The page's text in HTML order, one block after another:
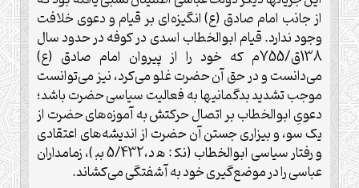
از جانب امام صادق (ع) انگيزه‌ای بر قيام و دعوی خلافت
وجود ندارد. قيام ابوالخطاب اسدی در کوفه در حدود سال
138ق/755م که خود را از پيروان امام صادق (ع)
می‌دانست و در حق آن حضرت غلو می‌کرد، نيز می‌توانست
موجب تشديد بدگمانیها به فعاليت سياسی حضرت باشد؛
دعویِ ابوالخطاب بر اتصال حرکتش به آموزه‌های حضرت از
يک سو، و بيزاری جستن آن حضرت از انديشه‌های اعتقادی
و رفتار سياسی ابوالخطاب (نک‍ : ه‍ د،5/432 بب‍ )، زمامداران
عباسی را در موضع‌گيری خود به آشفتگی می‌کشاند.